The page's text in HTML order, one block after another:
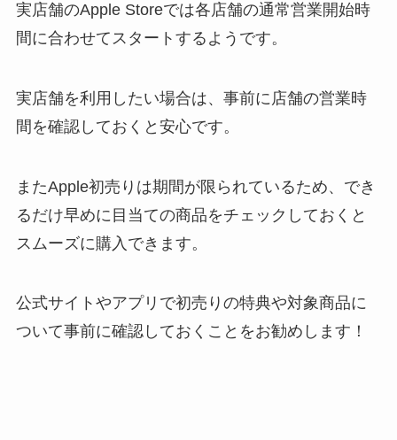
実店舗のApple Storeでは各店舗の通常営業開始時
間に合わせてスタートするようです。
実店舗を利用したい場合は、事前に店舗の営業時
間を確認しておくと安心です。
またApple初売りは期間が限られているため、でき
るだけ早めに目当ての商品をチェックしておくと
スムーズに購入できます。
公式サイトやアプリで初売りの特典や対象商品に
ついて事前に確認しておくことをお勧めします！